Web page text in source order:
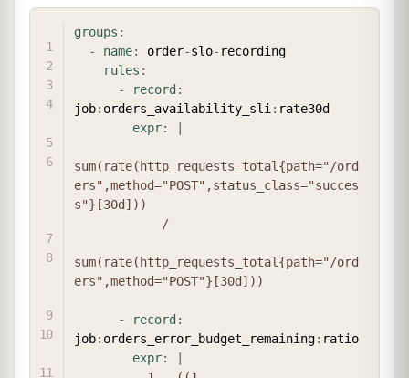
groups :
-
name: order-slo- recording
rules :
-
record :
job: orders_availability_sli: rate30d
expr:
sum(rate(http_requests_total{path="/ord
ers",method="POST",status_class="succes
s"}[30d]))
sum(rate(http_requests_total{path="/ord
ers",method="POST"}[30d]))
- record :
job: orders_error_budget_remaining: ratio
expr: